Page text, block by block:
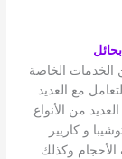
الخاصة
مع العديد
من الأنواع
و كاريير
الأحجام وكذلك